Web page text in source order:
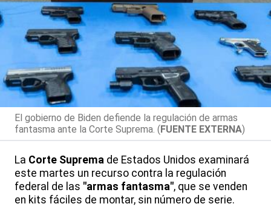
El gobierno de Biden defiende la regulación de armas
fantasma ante la Corte Suprema. (FUENTE EXTERNA)
La Corte Suprema de Estados Unidos examinará
este martes un recurso contra la regulación
federal de las "armas fantasma", que se venden
en kits fáciles de montar, sin número de serie.